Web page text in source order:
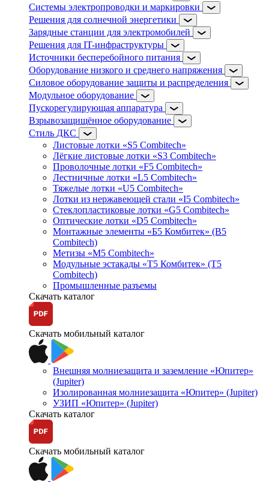
Системы электропроводки и маркировки
Решения для солнечной энергетики
Зарядные станции для электромобилей
Решения для IT-инфраструктуры
Источники бесперебойного питания
Оборудование низкого и среднего напряжения
Силовое оборудование защиты и распределения
Модульное оборудование
Пускорегулирующая аппаратура
Взрывозащищённое оборудование
Стиль ДКС
Листовые лотки «S5 Combitech»
Лёгкие листовые лотки «S3 Combitech»
Проволочные лотки «F5 Combitech»
Лестничные лотки «L5 Combitech»
Тяжелые лотки «U5 Combitech»
Лотки из нержавеющей стали «I5 Combitech»
Стеклопластиковые лотки «G5 Combitech»
Оптические лотки «D5 Combitech»
Монтажные элементы «Б5 Комбитек» (B5
Combitech)
Метизы «M5 Combitech»
Модульные эстакады «Т5 Комбитек» (T5
Combitech)
Промышленные разъемы
Скачать каталог
Скачать мобильный каталог
Внешняя молниезащита и заземление «Юпитер»
(Jupiter)
Изолированная молниезащита «Юпитер» (Jupiter)
УЗИП «Юпитер» (Jupiter)
Скачать каталог
Скачать мобильный каталог